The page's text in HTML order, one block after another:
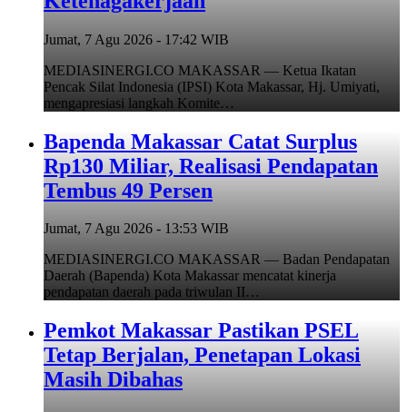
Jumat, 7 Agu 2026 - 17:42 WIB
MEDIASINERGI.CO MAKASSAR — Ketua Ikatan
Pencak Silat Indonesia (IPSI) Kota Makassar, Hj. Umiyati,
mengapresiasi langkah Komite…
Bapenda Makassar Catat Surplus
Rp130 Miliar, Realisasi Pendapatan
Tembus 49 Persen
Jumat, 7 Agu 2026 - 13:53 WIB
MEDIASINERGI.CO MAKASSAR — Badan Pendapatan
Daerah (Bapenda) Kota Makassar mencatat kinerja
pendapatan daerah pada triwulan II…
Pemkot Makassar Pastikan PSEL
Tetap Berjalan, Penetapan Lokasi
Masih Dibahas